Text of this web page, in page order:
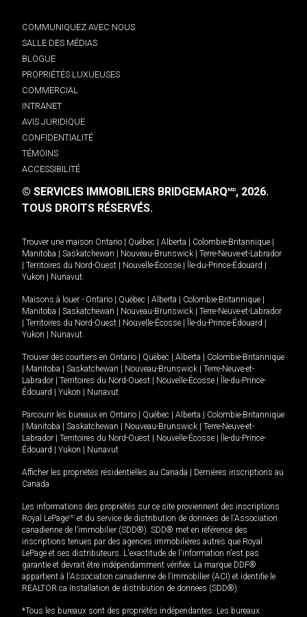
COMMUNIQUEZ AVEC NOUS
SALLE DES MÉDIAS
BLOGUE
PROPRIÉTÉS LUXUEUSES
COMMERCIAL
INTRANET
AVIS JURIDIQUE
CONFIDENTIALITÉ
TÉMOINS
ACCESSIBILITÉ
© SERVICES IMMOBILIERS BRIDGEMARQMD, 2026.
TOUS DROITS RÉSERVÉS.
Trouver une maison Ontario Québec Alberta Colombie-Britannique
Manitoba
Saskatchewan Nouveau-Brunswick
Terre-Neuve-et-Labrador
Territoires du Nord-Ouest Nouvelle-Écosse Île-du-Prince-Édouard
Yukon
Nunavut.
Maisons à louer - Ontario Québec Alberta Colombie-Britannique
Manitoba
Saskatchewan Nouveau-Brunswick
Terre-Neuve-et-Labrador
Territoires du Nord-Ouest Nouvelle-Écosse Île-du-Prince-Édouard
Yukon
Nunavut.
Trouver des courtiers en Ontario Québec Alberta
Colombie-Britannique
Manitoba Saskatchewan Nouveau-Brunswick
Terre-Neuve-et-
Labrador
Territoires du Nord-Ouest Nouvelle-Écosse
Île-du-Prince-
Édouard
Yukon Nunavut
Parcourir les bureaux en Ontario Québec Alberta
Colombie-Britannique
Manitoba Saskatchewan Nouveau-Brunswick
Terre-Neuve-et-
Labrador
Territoires du Nord-Ouest Nouvelle-Écosse
Île-du-Prince-
Édouard
Yukon Nunavut
Afficher les propriétés résidentielles au Canada
Dernières inscriptions au
Canada
Les informations des propriétés sur ce site proviennent des inscriptions
Royal LePageMD et du service de distribution de données de l'Association
canadienne de l’immobilier (SDD®). SDD® met en référence des
inscriptions tenues par des agences immobilières autres que Royal
LePage et ses distributeurs. L'exactitude de l'information n'est pas
garantie et devrait être indépendamment vérifiée. La marque DDF®
appartient à l'Association canadienne de l’immobilier (ACI) et identifie le
REALTOR.ca Installation de distribution de données (SDD®).
*Tous les bureaux sont des propriétés indépendantes. Les bureaux